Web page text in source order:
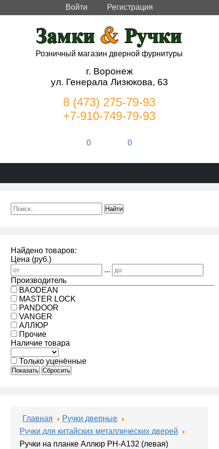
Войти Регистрация
Розничный магазин дверной фурнитуры
г. Воронеж
ул. Генерала Лизюкова, 63
8 (473) 275-79-93
+7-910-749-79-93
0 0
Найдено товаров:
Цена (руб.)
...
Производитель
BAODEAN
MASTER LOCK
PANDOOR
VANGER
АЛЛЮР
Прочие
Наличие товара
Только уценённые
Показать Сбросить
Главная
Ручки дверные
Ручки для китайских металлических дверей
Ручки на планке Аллюр РН-А132 (левая)